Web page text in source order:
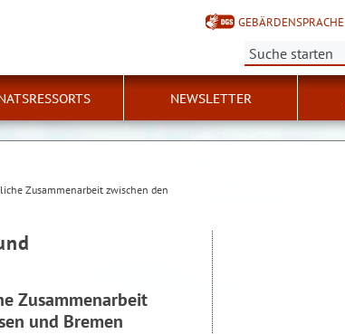
GEBÄRDENSPRACHE
Suche:
NEWSLETTER
Zusammenarbeit zwischen den
Zusammenarbeit
und Bremen